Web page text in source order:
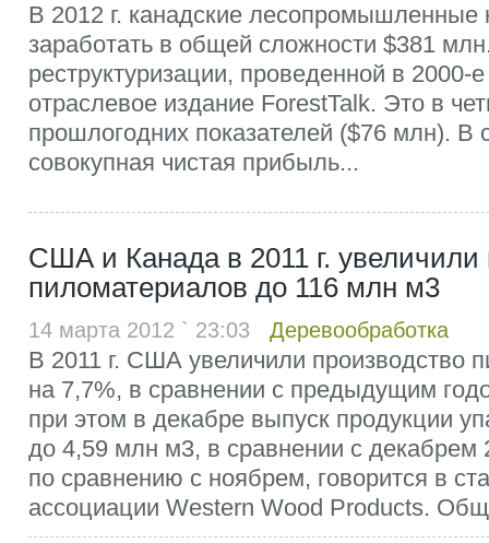
В 2012 г. канадские
заработать в общей сложности $381
реструктуризации, проведенной в 2000-
отраслевое издание ForestTalk. Это в
прошлогодних показателей ($76 млн).
совокупная чистая прибыль...
США и Канада в 2011 г. увеличили
пиломатериалов до 116 млн м3
14 марта 2012 ` 23:03 Деревообработка
В 2011 г. США увеличили производство
на 7,7%, в сравнении с предыдущим
при этом в декабре выпуск продукции
до 4,59 млн м3, в сравнении с декабрем
по сравнению с ноябрем, говорится в
ассоциации Western Wood Products.